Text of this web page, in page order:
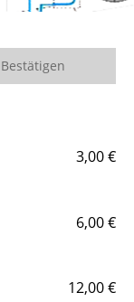
Bestätigen
3,00 €
6,00 €
12,00 €